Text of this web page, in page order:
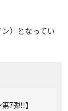
）となってい
7弾!!】